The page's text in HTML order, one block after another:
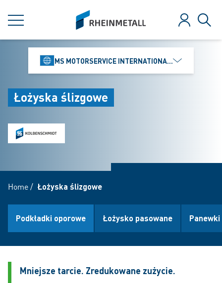
MENU
siteLogo
Zaloguj
MS MOTORSERVICE INTERNATIONAL GMBH
Łożyska ślizgowe
Home/ Łożyska ślizgowe
Podkładki oporowe Łożysko pasowane
Mniejsze tarcie. Zredukowane zużycie.